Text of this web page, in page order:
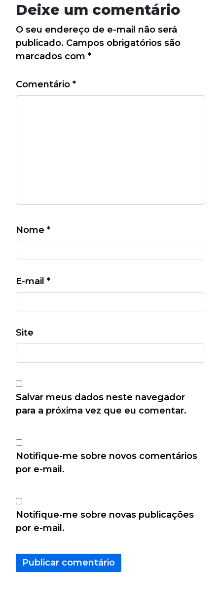
Deixe um comentário
O seu endereço de e-mail não será
publicado. Campos obrigatórios são
marcados com *
Comentário *
Nome *
E-mail *
Site
Salvar meus dados neste navegador
para a próxima vez que eu comentar.
Notifique-me sobre novos comentários
por e-mail.
Notifique-me sobre novas publicações
por e-mail.